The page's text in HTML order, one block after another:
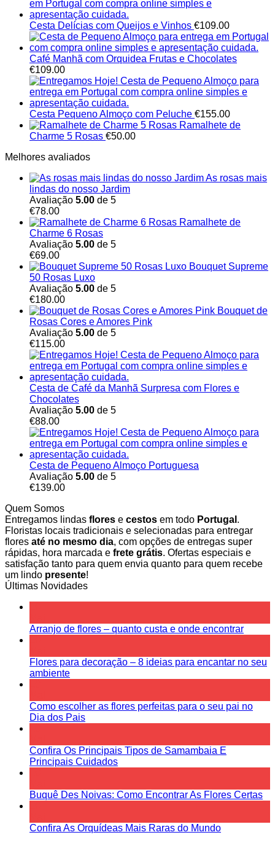
Cesta Delícias com Queijos e Vinhos €109.00
Café Manhã com Orquidea Frutas e Chocolates
€109.00
Cesta Pequeno Almoço com Peluche €155.00
Ramalhete de
Charme 5 Rosas €50.00
Melhores avaliados
As rosas mais
lindas do nosso Jardim
Avaliação 5.00 de 5
€78.00
Ramalhete de
Charme 6 Rosas
Avaliação 5.00 de 5
€69.00
Bouquet Supreme
50 Rosas Luxo
Avaliação 5.00 de 5
€180.00
Bouquet de
Rosas Cores e Amores Pink
Avaliação 5.00 de 5
€115.00
Cesta de Café da Manhã Surpresa com Flores e
Chocolates
Avaliação 5.00 de 5
€88.00
Cesta de Pequeno Almoço Portuguesa
Avaliação 5.00 de 5
€139.00
Quem Somos
Entregamos lindas flores e cestos em todo Portugal .
Floristas locais tradicionais e selecionadas para entregar
flores até no mesmo dia, com opções de entregas super
rápidas, hora marcada e frete grátis. Ofertas especiais e
satisfação tanto para quem envia quanto para quem recebe
um lindo presente!
Últimas Novidades
Arranjo de flores – quanto custa e onde encontrar
Flores para decoração – 8 ideias para encantar no seu
ambiente
Como escolher as flores perfeitas para o seu pai no
Dia dos Pais
Confira Os Principais Tipos de Samambaia E
Principais Cuidados
Buquê Des Noivas: Como Encontrar As Flores Certas
Confira As Orquídeas Mais Raras do Mundo